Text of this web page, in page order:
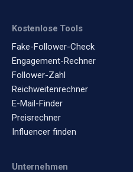
Kostenlose Tools
Fake-Follower-Check
Engagement-Rechner
Follower-Zahl
Reichweitenrechner
E-Mail-Finder
Preisrechner
Influencer finden
Unternehmen